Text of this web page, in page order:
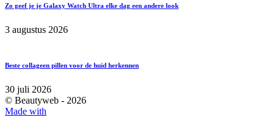
Zo geef je je Galaxy Watch Ultra elke dag een andere look
3 augustus 2026
Beste collageen pillen voor de huid herkennen
30 juli 2026
© Beautyweb - 2026
Made with